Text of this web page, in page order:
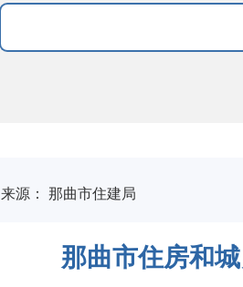
来源： 那曲市住建局
那曲市住房和